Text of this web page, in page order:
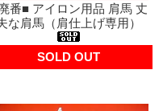
番■ アイロン用品 肩馬 丈
な肩馬（肩仕上げ専用）
SOLD OUT